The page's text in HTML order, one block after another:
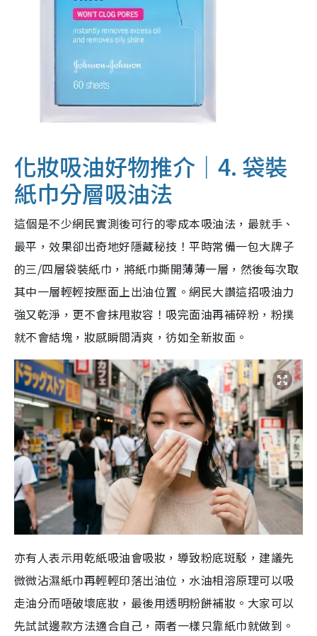
化妝吸油好物推介｜4. 袋裝
紙巾分層吸油法
這個是不少網民實測後可行的零成本吸油法，最就手、
最平，效果卻出奇地好隱藏秘技！平時常備一包大牌子
的三/四層袋裝紙巾，將紙巾撕開薄薄一層，然後每次取
其中一層輕輕按壓面上出油位置。網民大讚這招吸油力
強又乾淨，更不會抹甩妝容！吸完面油再補碎粉，粉撲
就不會結塊，妝感瞬間清爽，彷如全新妝面。
亦有人表示用乾紙吸油會吸妝，導致粉底斑駁，建議先
微微沾濕紙巾再輕輕印落出油位，水油相溶原理可以吸
走油分而唔破壞底妝，最後用透明粉餅補妝。大家可以
先試試邊款方法適合自己，兩者一樣只靠紙巾就做到。